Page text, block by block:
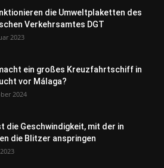
die Umweltplaketten des
Verkehrsamtes DGT
2023
ein großes Kreuzfahrtschiff in
vor Málaga?
2024
die Geschwindigkeit, mit der in
die Blitzer anspringen